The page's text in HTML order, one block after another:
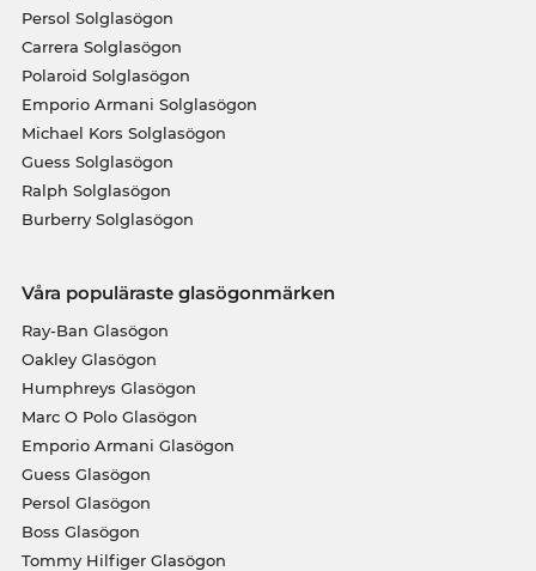
Persol Solglasögon
Carrera Solglasögon
Polaroid Solglasögon
Emporio Armani Solglasögon
Michael Kors Solglasögon
Guess Solglasögon
Ralph Solglasögon
Burberry Solglasögon
Våra populäraste glasögonmärken
Ray-Ban Glasögon
Oakley Glasögon
Humphreys Glasögon
Marc O Polo Glasögon
Emporio Armani Glasögon
Guess Glasögon
Persol Glasögon
Boss Glasögon
Tommy Hilfiger Glasögon